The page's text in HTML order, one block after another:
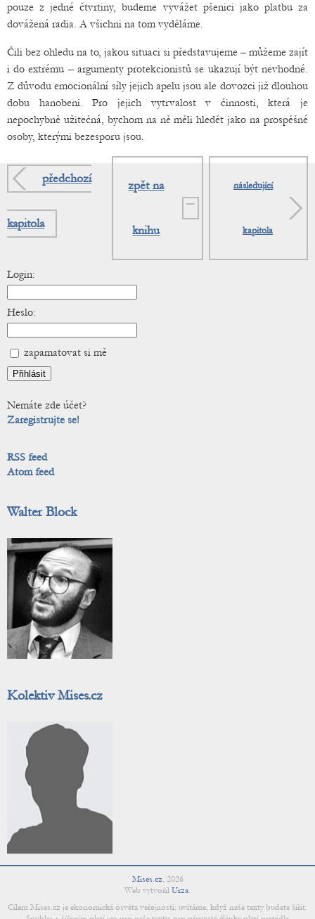
pouze z jedné čtvrtiny, budeme vyvážet pšenici jako platbu za
dovážená radia. A všichni na tom vyděláme.
Čili bez ohledu na to, jakou situaci si představujeme – můžeme zajít
i do extrému – argumenty protekcionistů se ukazují být nevhodné.
Z důvodu emocionální síly jejich apelu jsou ale dovozci již dlouhou
dobu hanobeni. Pro jejich vytrvalost v činnosti, která je
nepochybně užitečná, bychom na ně měli hledět jako na prospěšné
osoby, kterými bezesporu jsou.
předchozí
kapitola
zpět na
knihu
následující
kapitola
Login:
Heslo:
zapamatovat si mě
Nemáte zde účet?
Zaregistrujte se!
RSS feed
Atom feed
Walter Block
Kolektiv Mises.cz
Mises.cz, 2026
Web vytvořil Urza.
Cílem Mises.cz je ekonomická osvěta veřejnosti; uvítáme, když naše texty budete šířit.